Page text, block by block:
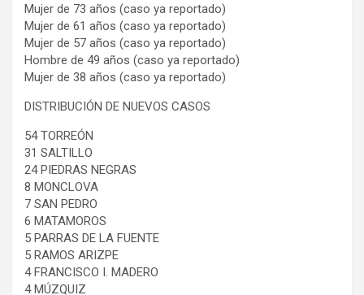
Mujer de 73 años (caso ya reportado)
Mujer de 61 años (caso ya reportado)
Mujer de 57 años (caso ya reportado)
Hombre de 49 años (caso ya reportado)
Mujer de 38 años (caso ya reportado)
DISTRIBUCIÓN DE NUEVOS CASOS
54 TORREÓN
31 SALTILLO
24 PIEDRAS NEGRAS
8 MONCLOVA
7 SAN PEDRO
6 MATAMOROS
5 PARRAS DE LA FUENTE
5 RAMOS ARIZPE
4 FRANCISCO I. MADERO
4 MÚZQUIZ